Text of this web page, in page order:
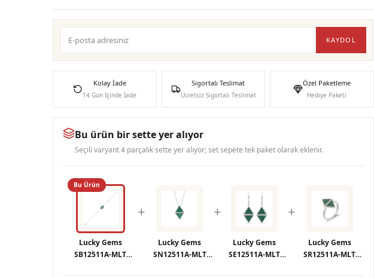
KAYDOL
Kolay İade
14 Gün İçinde İade
Sigortalı Teslimat
Ücretsiz Sigortalı Teslimat
Özel Paketleme
Hediye Paketi
Bu ürün bir sette yer alıyor
Seçili varyant 4 parçalık sette yer alıyor; set sepete tek paket olarak eklenir.
Bu Ürün
Lucky Gems
SB12511A-MLT
+
Lucky Gems
SN12511A-MLT
+
Lucky Gems
SE12511A-MLT
+
Lucky Gems
SR12511A-MLT